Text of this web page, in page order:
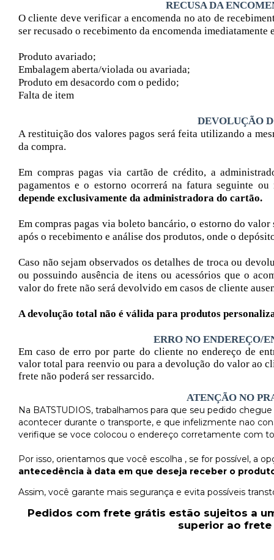
RECUSA DA
O cliente deve verificar a encomenda no ato de
ser recusado o recebimento da encomenda
Produto avariado;
Embalagem aberta/violada ou avariada;
Produto em desacordo com o pedido;
Falta de item
DEVOLUÇÃO
A restituição dos valores pagos será feita utilizando a
da compra.
Em compras pagas via cartão de crédito, a
pagamentos e o estorno ocorrerá na fatura seguinte
depende exclusivamente da administradora do cartão.
Em compras pagas via boleto bancário, o estorno do
após o recebimento e análise dos produtos, onde o
Caso não sejam observados os detalhes de troca ou
ou possuindo ausência de itens ou acessórios que o
valor do frete não será devolvido em casos de cliente
A devolução total não é válida para produtos
ERRO NO ENDEREÇO/
Em caso de erro por parte do cliente no endereço de
valor total para reenvio ou para a devolução do valor ao
frete não poderá ser ressarcido.
ATENÇÃO NO
Na BATSTUDIOS, trabalhamos para que seu pedido
acontecer durante o transporte, e que infelizmente nao
verifique se voce colocou o endereço corretamente com
Por isso, orientamos que você escolha , se for possível, a
antecedência à data em que deseja receber o
Assim, você garante mais segurança e evita possíveis
Pedidos com frete grátis estão sujeitos a
superior ao